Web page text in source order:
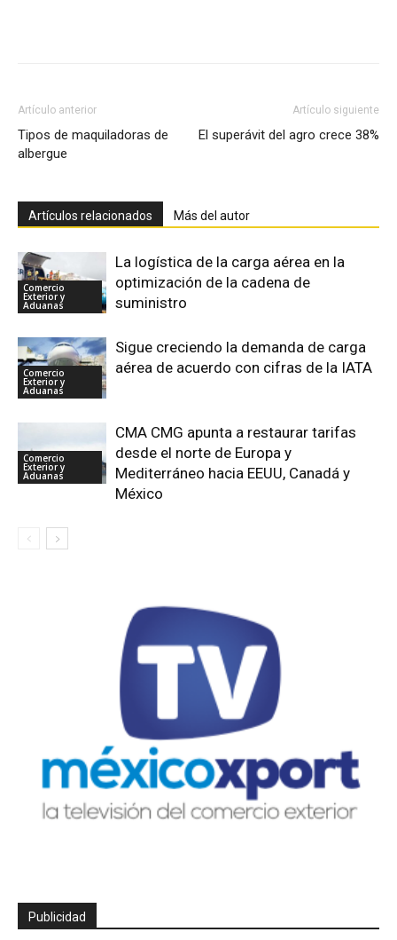
Artículo anterior
Tipos de maquiladoras de
albergue
Artículo siguiente
El superávit del agro crece 38%
Artículos relacionados Más del autor
Comercio
Exterior y
Aduanas
La logística de la carga aérea en la
optimización de la cadena de
suministro
Comercio
Exterior y
Aduanas
Sigue creciendo la demanda de carga
aérea de acuerdo con cifras de la IATA
Comercio
Exterior y
Aduanas
CMA CMG apunta a restaurar tarifas
desde el norte de Europa y
Mediterráneo hacia EEUU, Canadá y
México
Publicidad